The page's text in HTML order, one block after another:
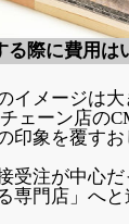
際に費用は
イメージは
ェーン店の
印象を覆す
受注が中心
専門店」へ